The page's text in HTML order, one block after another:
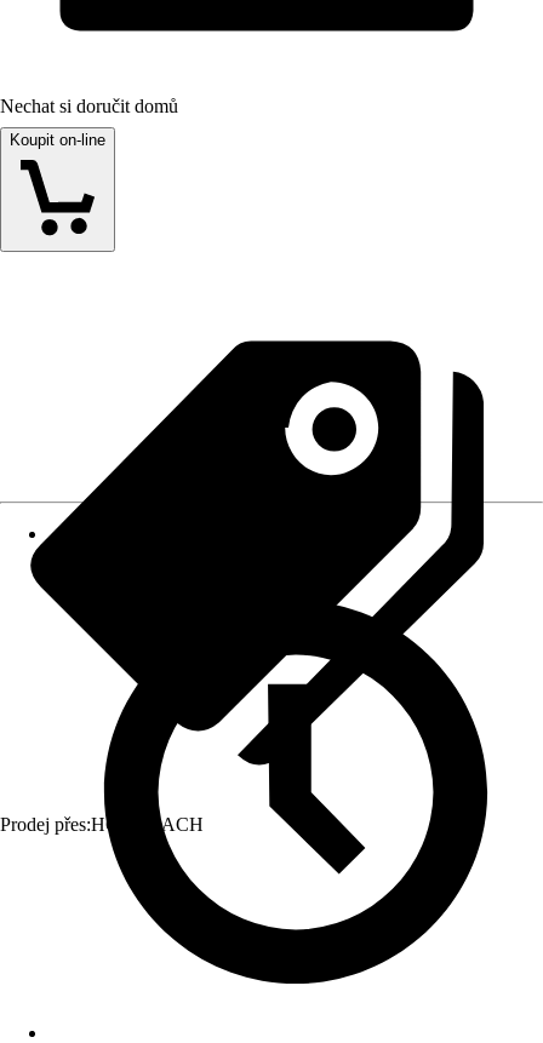
Nechat si doručit domů
Koupit on-line
Prodej přes:HORNBACH